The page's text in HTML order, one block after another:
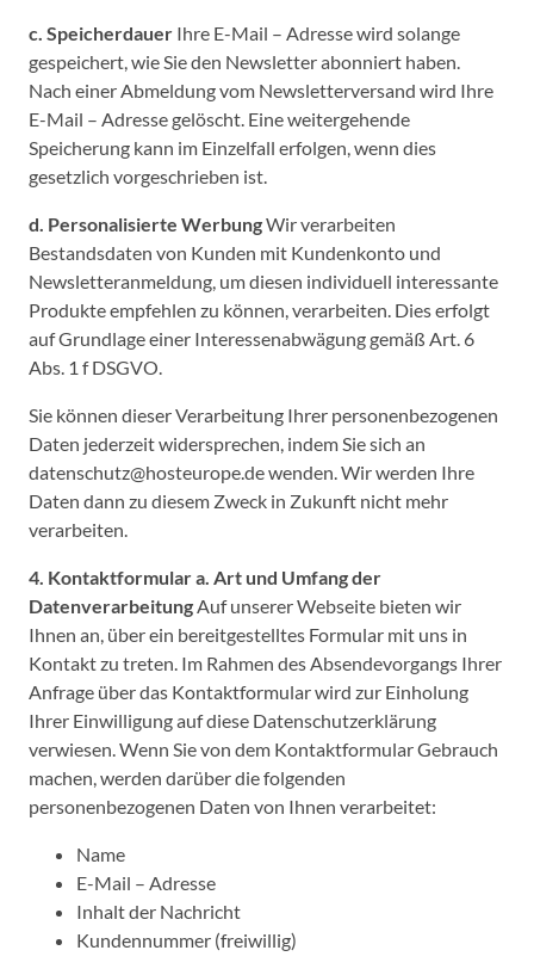
c. Speicherdauer Ihre E-Mail – Adresse wird solange
gespeichert, wie Sie den Newsletter abonniert haben.
Nach einer Abmeldung vom Newsletterversand wird Ihre
E-Mail – Adresse gelöscht. Eine weitergehende
Speicherung kann im Einzelfall erfolgen, wenn dies
gesetzlich vorgeschrieben ist.
d. Personalisierte WerbungWir verarbeiten
Bestandsdaten von Kunden mit Kundenkonto und
Newsletteranmeldung, um diesen individuell interessante
Produkte empfehlen zu können, verarbeiten. Dies erfolgt
auf Grundlage einer Interessenabwägung gemäß Art. 6
Abs. 1 f DSGVO.
Sie können dieser Verarbeitung Ihrer personenbezogenen
Daten jederzeit widersprechen, indem Sie sich an
datenschutz@hosteurope.de wenden. Wir werden Ihre
Daten dann zu diesem Zweck in Zukunft nicht mehr
verarbeiten.
4. Kontaktformulara. Art und Umfang der
DatenverarbeitungAuf unserer Webseite bieten wir
Ihnen an, über ein bereitgestelltes Formular mit uns in
Kontakt zu treten. Im Rahmen des Absendevorgangs Ihrer
Anfrage über das Kontaktformular wird zur Einholung
Ihrer Einwilligung auf diese Datenschutzerklärung
verwiesen. Wenn Sie von dem Kontaktformular Gebrauch
machen, werden darüber die folgenden
personenbezogenen Daten von Ihnen verarbeitet:
Name
E-Mail – Adresse
Inhalt der Nachricht
Kundennummer (freiwillig)